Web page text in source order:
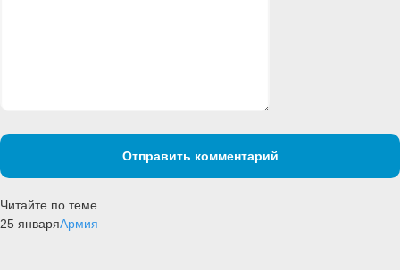
Отправить комментарий
Читайте по теме
25 январяАрмия